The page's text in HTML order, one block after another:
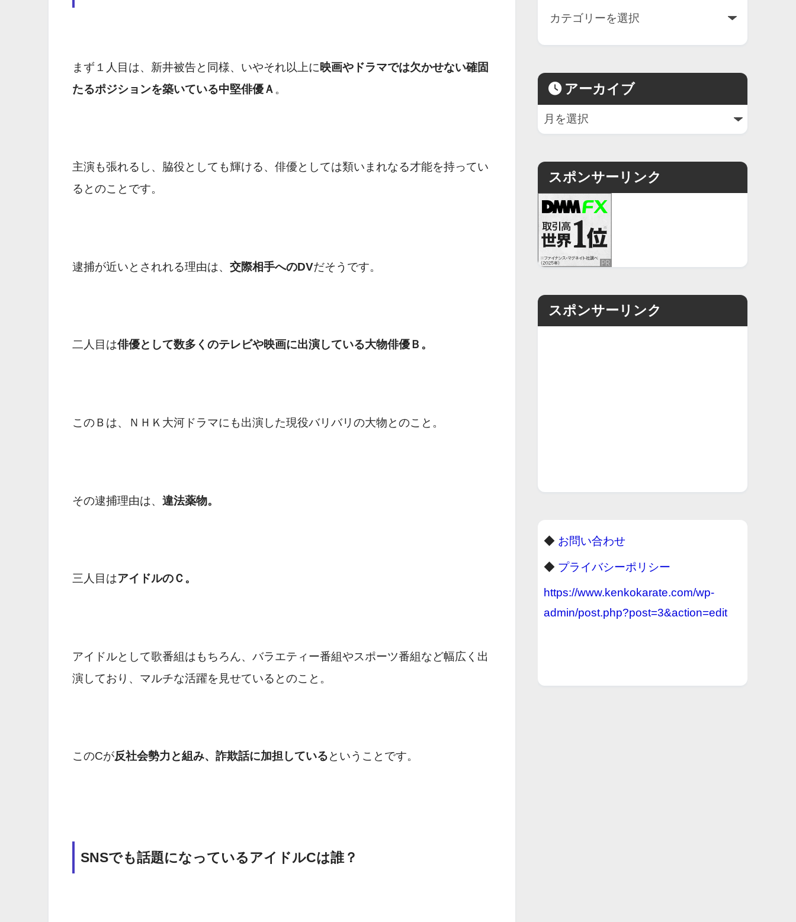
まず１人目は、新井被告と同様、いやそれ以上に映画やドラマでは欠かせない確固
たるポジションを築いている中堅俳優Ａ 。
主演も張れるし、脇役としても輝ける、俳優としては類いまれなる才能を持ってい
るとのことです。
逮捕が近いとされれる理由は、 交際相手へのDVだそうです。
二人目は俳優として数多くのテレビや映画に出演している大物俳優Ｂ。
このＢは、ＮＨＫ大河ドラマにも出演した現役バリバリの大物とのこと。
その逮捕理由は、 違法薬物。
三人目はアイドルのＣ。
アイドルとして歌番組はもちろん、バラエティー番組やスポーツ番組など幅広く出
演しており、マルチな活躍を見せているとのこと。
このCが反社会勢力と組み、詐欺話に加担しているということです。
SNSでも話題になっているアイドルCは誰？
アーカイブ
スポンサーリンク
スポンサーリンク
◆ お問い合わせ
◆ プライバシーポリシー
https://www.kenkokarate.com/wp-
admin/post.php?post=3&action=edit